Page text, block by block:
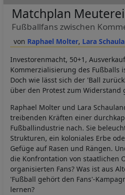
Raphael Molter Lara
Matchplan Meuterei
Fußballfans zwischen
Investorenmacht, 50+1,
Kommerzialisierung des Fußballs
Doch wie lässt sich der 'Ball
über den Protest zum Widerstand
Raphael Molter und Lara
treibenden Kräften einer
Fußballindustrie nach. Sie
Strukturen, ein koloniales Erbe
Gefüge auf Rasen und Rängen.
die Konfrontation von staatlichen
organisierten Fans? Was ist aus
'Fußball gehört den Fans'-
lernen?